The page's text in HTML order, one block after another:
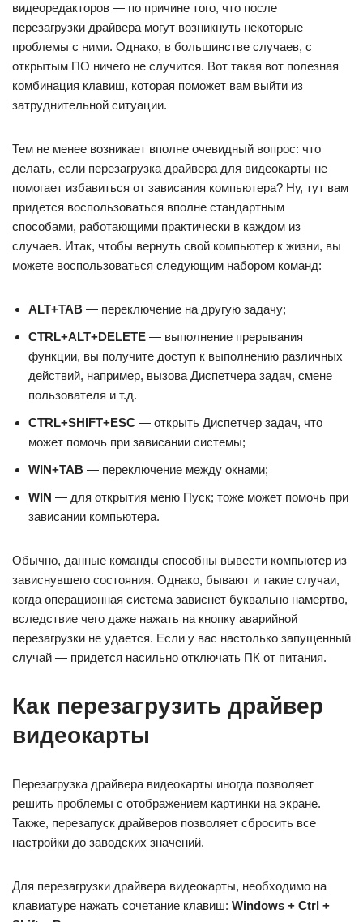
видеоредакторов — по причине того, что после
перезагрузки драйвера могут возникнуть некоторые
проблемы с ними. Однако, в большинстве случаев, с
открытым ПО ничего не случится. Вот такая вот полезная
комбинация клавиш, которая поможет вам выйти из
затруднительной ситуации.
Тем не менее возникает вполне очевидный вопрос: что
делать, если перезагрузка драйвера для видеокарты не
помогает избавиться от зависания компьютера? Ну, тут вам
придется воспользоваться вполне стандартным
способами, работающими практически в каждом из
случаев. Итак, чтобы вернуть свой компьютер к жизни, вы
можете воспользоваться следующим набором команд:
ALT+TAB — переключение на другую задачу;
CTRL+ALT+DELETE — выполнение прерывания
функции, вы получите доступ к выполнению различных
действий, например, вызова Диспетчера задач, смене
пользователя и т.д.
CTRL+SHIFT+ESC — открыть Диспетчер задач, что
может помочь при зависании системы;
WIN+TAB — переключение между окнами;
WIN — для открытия меню Пуск; тоже может помочь при
зависании компьютера.
Обычно, данные команды способны вывести компьютер из
зависнувшего состояния. Однако, бывают и такие случаи,
когда операционная система зависнет буквально намертво,
вследствие чего даже нажать на кнопку аварийной
перезагрузки не удается. Если у вас настолько запущенный
случай — придется насильно отключать ПК от питания.
Как перезагрузить драйвер
видеокарты
Перезагрузка драйвера видеокарты иногда позволяет
решить проблемы с отображением картинки на экране.
Также, перезапуск драйверов позволяет сбросить все
настройки до заводских значений.
Для перезагрузки драйвера видеокарты, необходимо на
клавиатуре нажать сочетание клавиш: Windows + Ctrl +